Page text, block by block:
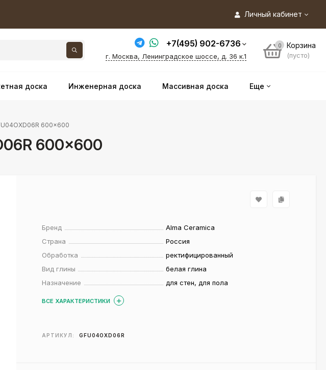
Личный кабинет
+7(495) 902-6736
г. Москва, Ленинградское шоссе, д. 36 к.1
0 Корзина
(пусто)
доска Инженерная доска Массивная доска Еще
600×600
600×600
Бренд
Alma Ceramica
Страна
Россия
Обработка
ректифицированный
Вид глины
белая глина
Назначение
для стен, для пола
ВСЕ ХАРАКТЕРИСТИКИ
АРТИКУЛ: GFU04OXD06R